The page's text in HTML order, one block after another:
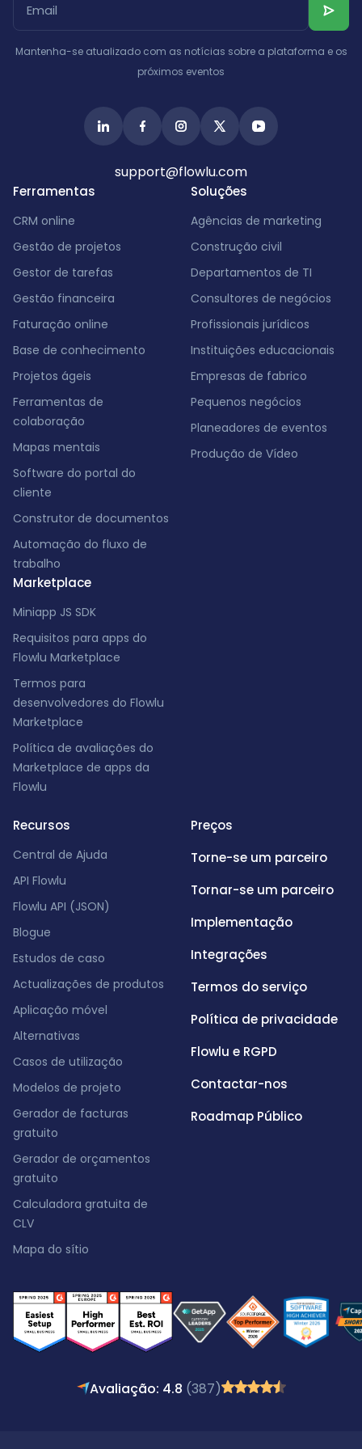
Albânia
Ferramentas
CRM online
Gestão de projetos
Gestor de tarefas
Gestão financeira
Faturação online
Base de conhecimento
Projetos ágeis
Ferramentas de
colaboração
Mapas mentais
Software do portal do
cliente
Construtor de documentos
Automação do fluxo de
trabalho
Marketplace
Miniapp JS SDK
Requisitos para apps do
Flowlu Marketplace
Termos para
desenvolvedores do Flowlu
Marketplace
Política de avaliações do
Marketplace de apps da
Flowlu
Soluções
Agências de marketing
Construção civil
Departamentos de TI
Consultores de negócios
Profissionais jurídicos
Instituições educacionais
Empresas de fabrico
Pequenos negócios
Planeadores de eventos
Produção de Vídeo
Recursos
Central de Ajuda
API Flowlu
Flowlu API (JSON)
Blogue
Estudos de caso
Actualizações de produtos
Aplicação móvel
Alternativas
Casos de utilização
Modelos de projeto
Gerador de facturas
gratuito
Gerador de orçamentos
gratuito
Calculadora gratuita de
CLV
Mapa do sítio
Preços
Torne-se um parceiro
Tornar-se um parceiro
Implementação
Integrações
Termos do serviço
Política de privacidade
Flowlu e RGPD
Contactar-nos
Roadmap Público
Mantenha-se atualizado com as notícias sobre a plataforma e os
próximos eventos
support@flowlu.com
Avaliação: 4.8 (387)